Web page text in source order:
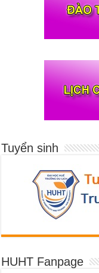
Tuyển sinh
HUHT Fanpage